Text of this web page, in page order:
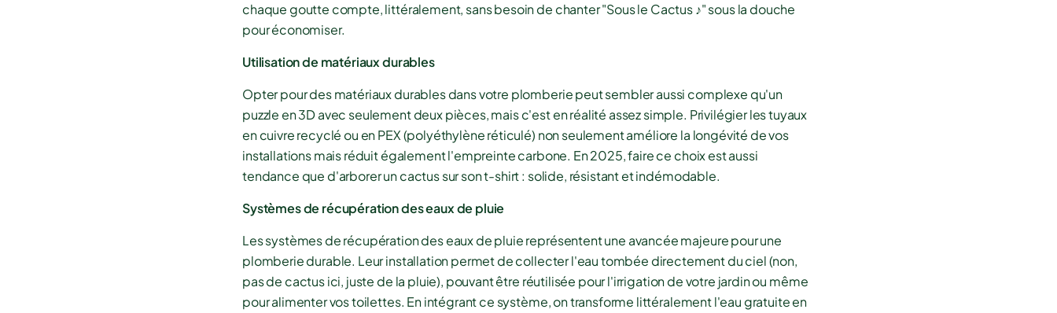
chaque goutte compte, littéralement, sans besoin de chanter "Sous le Cactus ♪" sous la douche
pour économiser.
Utilisation de matériaux durables
Opter pour des matériaux durables dans votre plomberie peut sembler aussi complexe qu'un
puzzle en 3D avec seulement deux pièces, mais c'est en réalité assez simple. Privilégier les tuyaux
en cuivre recyclé ou en PEX (polyéthylène réticulé) non seulement améliore la longévité de vos
installations mais réduit également l'empreinte carbone. En 2025, faire ce choix est aussi
tendance que d'arborer un cactus sur son t-shirt : solide, résistant et indémodable.
Systèmes de récupération des eaux de pluie
Les systèmes de récupération des eaux de pluie représentent une avancée majeure pour une
plomberie durable. Leur installation permet de collecter l'eau tombée directement du ciel (non,
pas de cactus ici, juste de la pluie), pouvant être réutilisée pour l'irrigation de votre jardin ou même
pour alimenter vos toilettes. En intégrant ce système, on transforme littéralement l'eau gratuite en